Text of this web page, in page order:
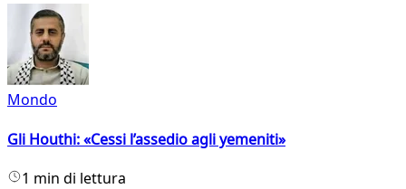
Mondo
Gli Houthi: «Cessi l’assedio agli yemeniti»
1 min di lettura